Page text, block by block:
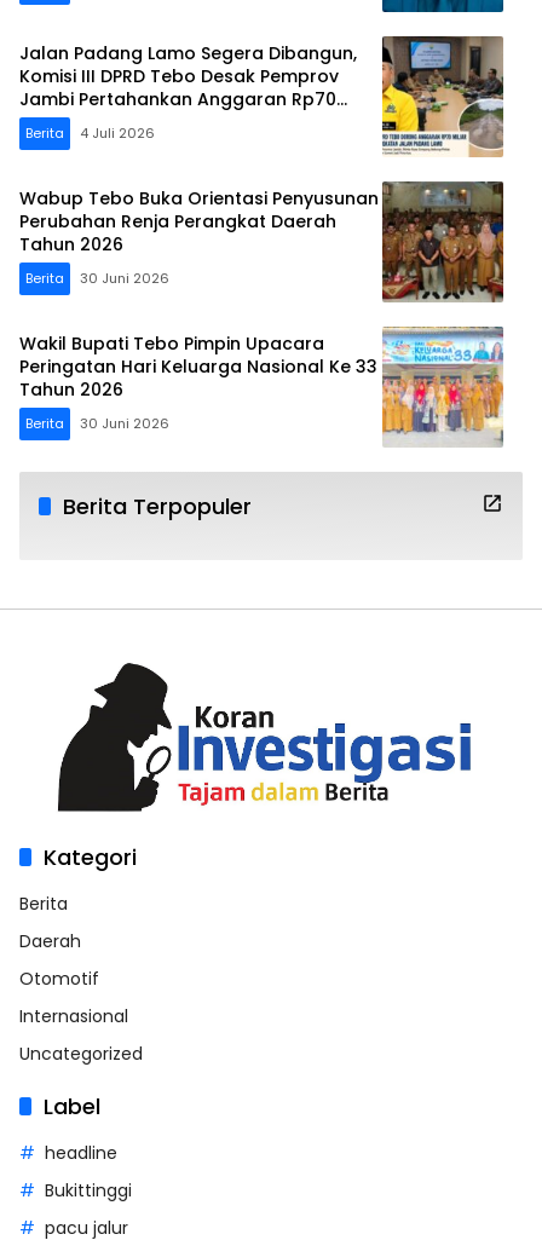
Jalan Padang Lamo Segera Dibangun,
Komisi III DPRD Tebo Desak Pemprov
Jambi Pertahankan Anggaran Rp70
Miliar
Berita 4 Juli 2026
Wabup Tebo Buka Orientasi Penyusunan
Perubahan Renja Perangkat Daerah
Tahun 2026
Berita 30 Juni 2026
Wakil Bupati Tebo Pimpin Upacara
Peringatan Hari Keluarga Nasional Ke 33
Tahun 2026
Berita 30 Juni 2026
Berita Terpopuler
Kategori
Berita
Daerah
Otomotif
Internasional
Uncategorized
Label
headline
Bukittinggi
pacu jalur